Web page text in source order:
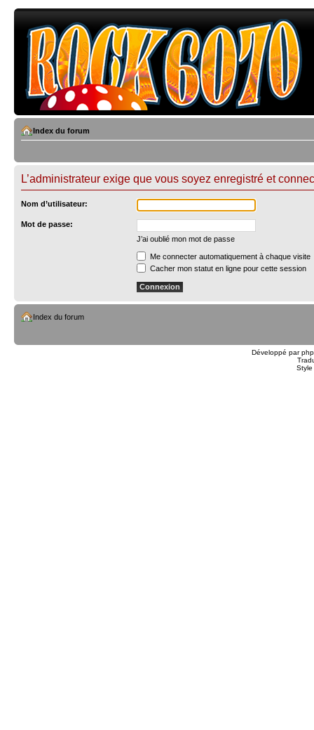
Index du forum
L’administrateur exige que vous soyez enregistré et
Nom d’utilisateur:
Mot de passe:
J’ai oublié mon mot de passe
Me connecter automatiquement à chaque visite
Cacher mon statut en ligne pour cette session
Index du forum
Développé par
Style